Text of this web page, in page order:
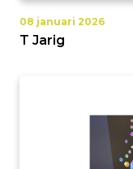
08 januari 2026
T Jarig